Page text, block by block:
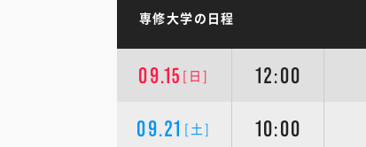
専修大学の日程
09.15 [日] 12:00
09.21 [土] 10:00